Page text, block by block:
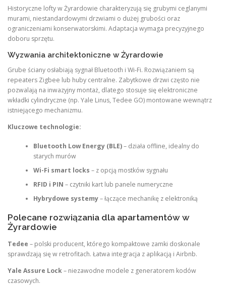
Historyczne lofty w Żyrardowie charakteryzują się grubymi ceglanymi
murami, niestandardowymi drzwiami o dużej grubości oraz
ograniczeniami konserwatorskimi. Adaptacja wymaga precyzyjnego
doboru sprzętu.
Wyzwania architektoniczne w Żyrardowie
Grube ściany osłabiają sygnał Bluetooth i Wi-Fi. Rozwiązaniem są
repeaters Zigbee lub huby centralne. Zabytkowe drzwi często nie
pozwalają na inwazyjny montaż, dlatego stosuje się elektroniczne
wkładki cylindryczne (np. Yale Linus, Tedee GO) montowane wewnątrz
istniejącego mechanizmu.
Kluczowe technologie:
Bluetooth Low Energy (BLE)– działa offline, idealny do
starych murów
Wi-Fi smart locks – z opcją mostków sygnału
RFID i PIN – czytniki kart lub panele numeryczne
Hybrydowe systemy– łączące mechanikę z elektroniką
Polecane rozwiązania dla apartamentów w
Żyrardowie
Tedee – polski producent, którego kompaktowe zamki doskonale
sprawdzają się w retrofitach. Łatwa integracja z aplikacją i Airbnb.
Yale Assure Lock– niezawodne modele z generatorem kodów
czasowych.